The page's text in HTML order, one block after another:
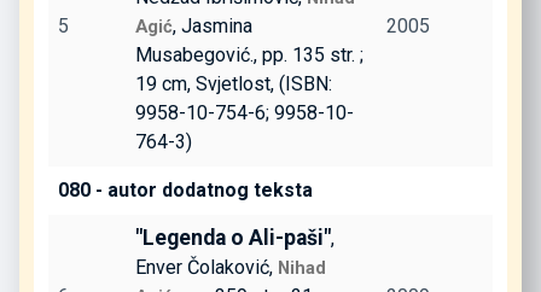
5
Agić, Jasmina
Musabegović., pp. 135 str. ;
19 cm, Svjetlost, (ISBN:
9958-10-754-6; 9958-10-
764-3)
2005
080 - autor dodatnog teksta
"Legenda o Ali-paši",
Enver Čolaković, Nihad